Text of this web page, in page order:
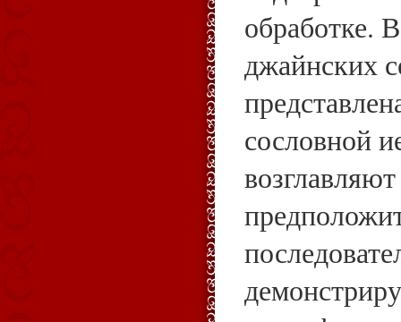
обработке.
джайнских
сословной